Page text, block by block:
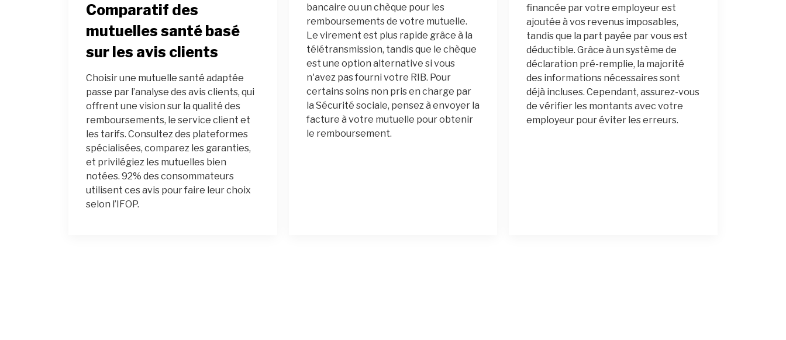
Comparatif des
mutuelles santé basé
sur les avis clients
Choisir une mutuelle santé adaptée
passe par l’analyse des avis clients, qui
offrent une vision sur la qualité des
remboursements, le service client et
les tarifs. Consultez des plateformes
spécialisées, comparez les garanties,
et privilégiez les mutuelles bien
notées. 92% des consommateurs
utilisent ces avis pour faire leur choix
selon l’IFOP.
bancaire ou un chèque pour les
remboursements de votre mutuelle.
Le virement est plus rapide grâce à la
télétransmission, tandis que le chèque
est une option alternative si vous
n'avez pas fourni votre RIB. Pour
certains soins non pris en charge par
la Sécurité sociale, pensez à envoyer la
facture à votre mutuelle pour obtenir
le remboursement.
financée par votre employeur est
ajoutée à vos revenus imposables,
tandis que la part payée par vous est
déductible. Grâce à un système de
déclaration pré-remplie, la majorité
des informations nécessaires sont
déjà incluses. Cependant, assurez-vous
de vérifier les montants avec votre
employeur pour éviter les erreurs.